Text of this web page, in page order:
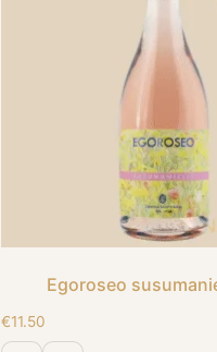
Egoroseo
€11.50